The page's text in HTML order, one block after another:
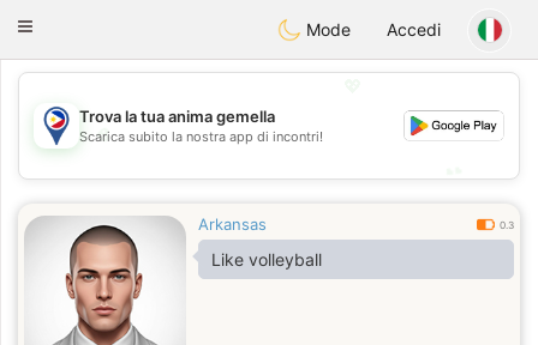
PhilippinesChat
Toggle
Mode Accedi
💖
💕
Trova la tua anima gemella
Scarica subito la nostra app di incontri!
Arkansas 0.3
Like volleyball